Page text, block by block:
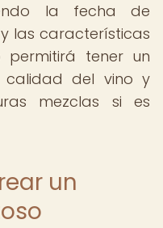
la fecha de
las características
tener un
del vino y
mezclas si es
un